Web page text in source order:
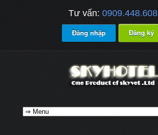
Tư vấn: 0909.448.608
Đăng nhập Đăng ký